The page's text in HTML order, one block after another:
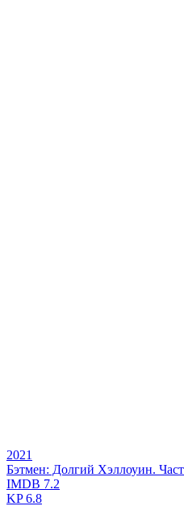
2021
Бэтмен: Долгий Хэллоуин.
IMDB 7.2
KP6.8